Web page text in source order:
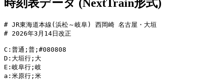
時刻表データ (NextTrain形式)
# JR東海道本線(浜松～岐阜) 西岡崎 名古屋・大垣
# 2026年3月14日改正
C:普通;普;#080808
D:大垣行;大
E:岐阜行;岐
a:米原行;米